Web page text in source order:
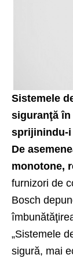
Sistemele
siguranţă
sprijinindu-
De
monotone,
furnizori de
Bosch
„Sistemele
sigură, mai